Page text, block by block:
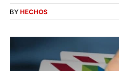
BYHECHOS